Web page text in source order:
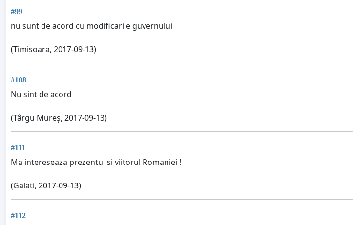
#99
nu sunt de acord cu modificarile guvernului
(Timisoara, 2017-09-13)
#108
Nu sint de acord
(Târgu Mureș, 2017-09-13)
#111
Ma intereseaza prezentul si viitorul Romaniei !
(Galati, 2017-09-13)
#112